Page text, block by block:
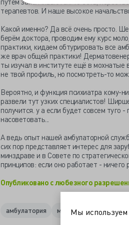
терапевтов. И наше высокое
Какой именно? Да всё очень просто.
берём доктора, проводим ему курс
практики, кидаем обтурировать все
же врач общей практики!
ты изучал в институте ещё в мохнатые
не твой профиль, но посмотреть-то
Вероятно, и функция психиатра кому-
развели тут узких специалистов!
получится. у а если будет совсем
насоветовать...
А ведь опыт нашей амбулаторной
сих пор представляет интерес для
минздраве и в Совете по
принципов: если оно работает - ничего
Опубликовано с любезного
амбулатория малявин
Мы